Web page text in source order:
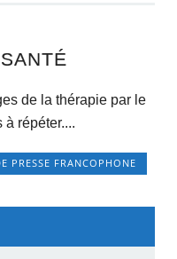
de la thérapie par le
répéter....
PRESSE FRANCOPHONE